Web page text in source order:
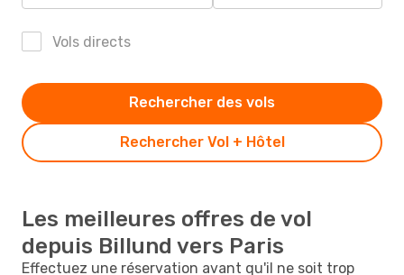
Vols directs
Rechercher Vol + Hôtel
Rechercher des vols
Les meilleures offres de vol
depuis Billund vers Paris
Effectuez une réservation avant qu'il ne soit trop